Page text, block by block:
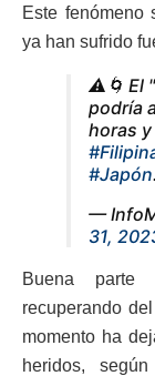
Este fenómeno
ya han sufrido
⚠️🌀 El
podría
horas
#Japón.
—
31,
Buena parte
recuperando
momento ha
heridos,